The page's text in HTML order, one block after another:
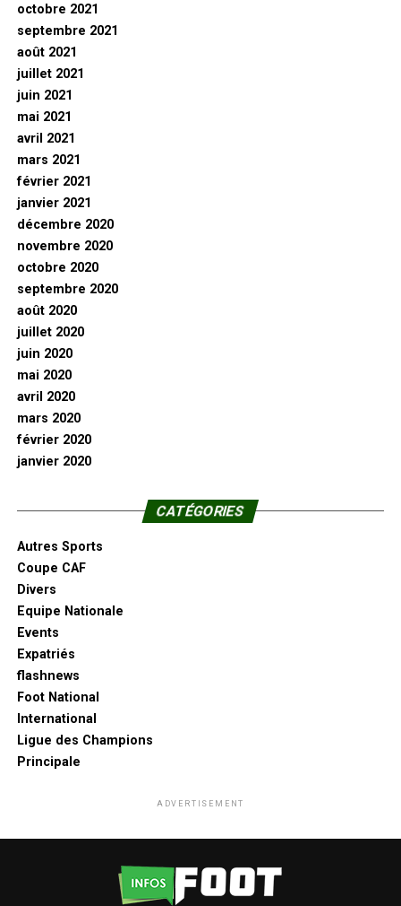
octobre 2021
septembre 2021
août 2021
juillet 2021
juin 2021
mai 2021
avril 2021
mars 2021
février 2021
janvier 2021
décembre 2020
novembre 2020
octobre 2020
septembre 2020
août 2020
juillet 2020
juin 2020
mai 2020
avril 2020
mars 2020
février 2020
janvier 2020
CATÉGORIES
Autres Sports
Coupe CAF
Divers
Equipe Nationale
Events
Expatriés
flashnews
Foot National
International
Ligue des Champions
Principale
ADVERTISEMENT